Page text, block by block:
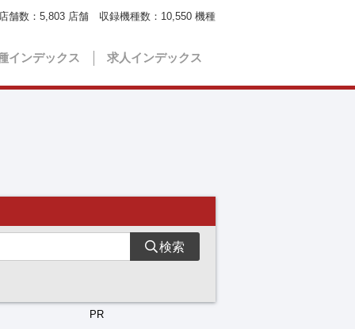
インデックス 求人インデックス
舗数： 5,803 店舗 収録機種数： 10,550 機種
検索
PR